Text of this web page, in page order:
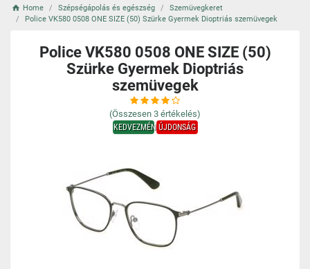
Home Szépségápolás és egészség
Szemüvegkeret
Police VK580 0508 ONE SIZE (50) Szürke Gyermek Dioptriás szemüvegek
Police VK580 0508 ONE SIZE (50)
Szürke Gyermek Dioptriás
szemüvegek
(Összesen 3 értékelés)
KEDVEZMÉNYÚJDONSÁG